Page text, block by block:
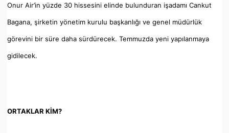
Onur Air’in yüzde 30 hissesini elinde bulunduran işadamı Cankut
Bagana, şirketin yönetim kurulu başkanlığı ve genel müdürlük
görevini bir süre daha sürdürecek. Temmuzda yeni yapılanmaya
gidilecek.
ORTAKLAR KİM?